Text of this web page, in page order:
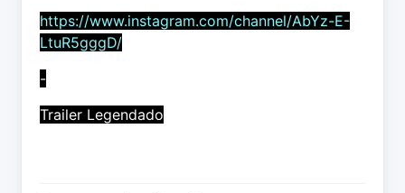
https://www.instagram.com/channel/AbYz-E-
LtuR5gggD/
-
Trailer Legendado